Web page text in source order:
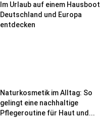
Im Urlaub auf einem Hausboot
Deutschland und Europa
entdecken
Naturkosmetik im Alltag: So
gelingt eine nachhaltige
Pflegeroutine für Haut und...